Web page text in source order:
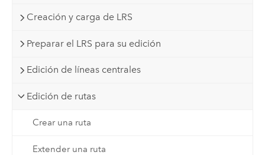
Creación y carga de LRS
Preparar el LRS para su edición
Edición de líneas centrales
Edición de rutas
Crear una ruta
Extender una ruta